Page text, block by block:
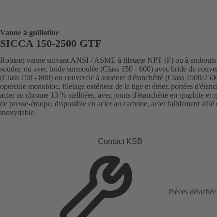
Vanne à guillotine
SICCA 150-2500 GTF
Robinet-vanne suivant ANSI / ASME à filetage NPT (F) ou à embouts
souder, ou avec bride surmoulée (Class 150 - 600) avec bride de
(Class 150 - 800) ou couvercle à soudure d'étanchéité (Class 1500/
opercule monobloc, filetage extérieur de la tige et étrier, portées
acier au chrome 13 % stellitées, avec joints d'étanchéité en graphite et
de presse-étoupe, disponible en acier au carbone, acier faiblement allié
inoxydable.
Contact KSB
Pièces